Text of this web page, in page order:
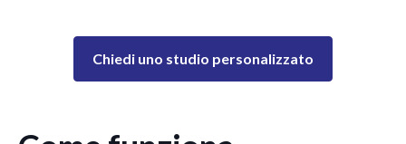
Chiedi uno studio personalizzato